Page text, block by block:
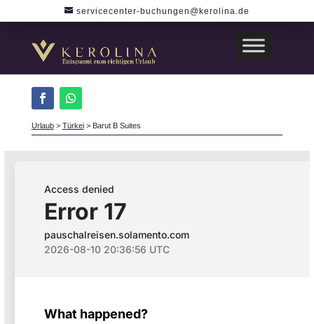
servicecenter-buchungen@kerolina.de
Urlaub> Türkei> Barut B Suites